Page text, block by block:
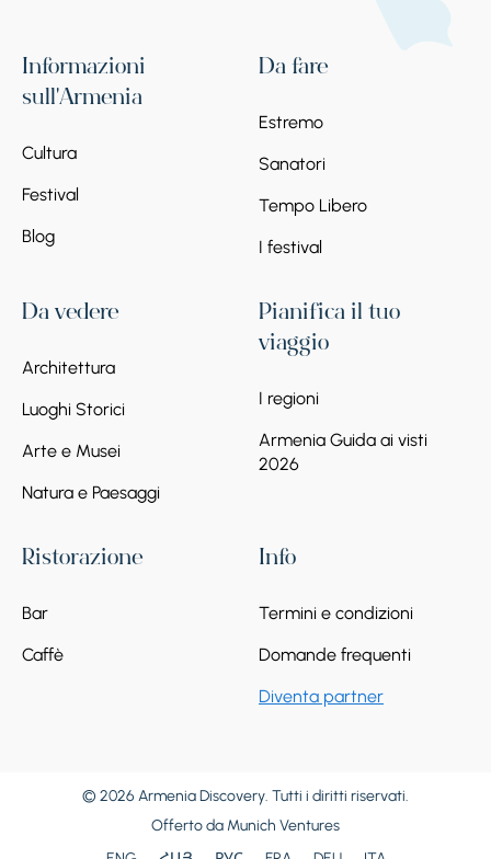
Informazioni
sull'Armenia
Cultura
Festival
Blog
Da fare
Estremo
Sanatori
Tempo Libero
I festival
Da vedere
Architettura
Luoghi Storici
Arte e Musei
Natura e Paesaggi
Pianifica il tuo
viaggio
I regioni
Armenia Guida ai visti
2026
Ristorazione
Bar
Caffè
Info
Termini e condizioni
Domande frequenti
Diventa partner
© 2026 Armenia Discovery. Tutti i diritti riservati.
Offerto da Munich Ventures